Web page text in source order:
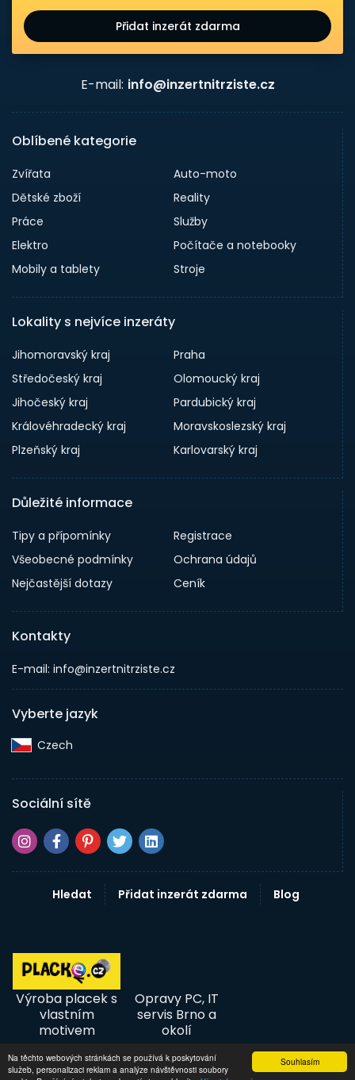
Souhlasím
Na těchto webových stránkách se používá k poskytování
služeb, personalizaci reklam a analýze návštěvnosti soubory
Přidat inzerát zdarma
E-mail: info@inzertnitrziste.cz
Oblíbené kategorie
Zvířata
Auto-moto
Dětské zboží
Reality
Práce
Služby
Elektro
Počítače a notebooky
Mobily a tablety
Stroje
Lokality s nejvíce inzeráty
Jihomoravský kraj
Praha
Středočeský kraj
Olomoucký kraj
Jihočeský kraj
Pardubický kraj
Královéhradecký kraj
Moravskoslezský kraj
Plzeňský kraj
Karlovarský kraj
Důležité informace
Tipy a přípomínky
Registrace
Všeobecné podmínky
Ochrana údajů
Nejčastější dotazy
Ceník
Kontakty
E-mail: info@inzertnitrziste.cz
Vyberte jazyk
Czech‎
Sociální sítě
Hledat Přidat inzerát zdarma Blog
Výroba placek s
vlastním
motivem
Opravy PC, IT
servis Brno a
okolí
© 2026 InzertníTržiště - Inzerce, bazar